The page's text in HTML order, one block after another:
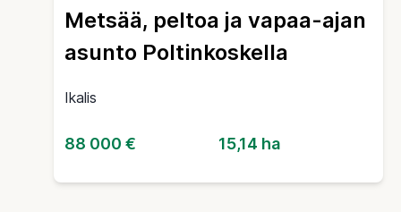
Metsää, peltoa ja vapaa-ajan
asunto Poltinkoskella
Ikalis
88 000 € 15,14 ha